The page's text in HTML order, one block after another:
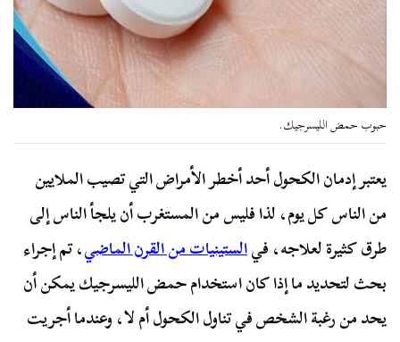
حبوب حمض الليسرجيك.
يعتبر إدمان الكحول أحد أخطر الأمراض التي تصيب الملايين
من الناس كل يوم، لذا فليس من المستغرب أن يلجأ الناس إلى
طرق كثيرة لعلاجه، فيالستينيات من القرن الماضي، تم إجراء
بحث لتحديد ما إذا كان استخدام حمض الليسرجيك يمكن أن
يحد من رغبة الشخص في تناول الكحول أم لا، وعندما أجريت